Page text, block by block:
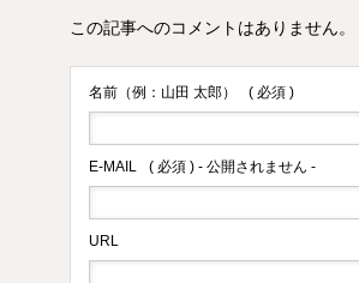
この記事へのコメントはありません。
名前（例：山田 太郎） ( 必須 )
E-MAIL ( 必須 ) - 公開されません -
URL